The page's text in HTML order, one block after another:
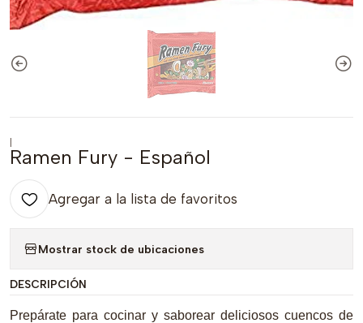
|
Ramen Fury - Español
Agregar a la lista de favoritos
Mostrar stock de ubicaciones
DESCRIPCIÓN
Prepárate para cocinar y saborear deliciosos cuencos de